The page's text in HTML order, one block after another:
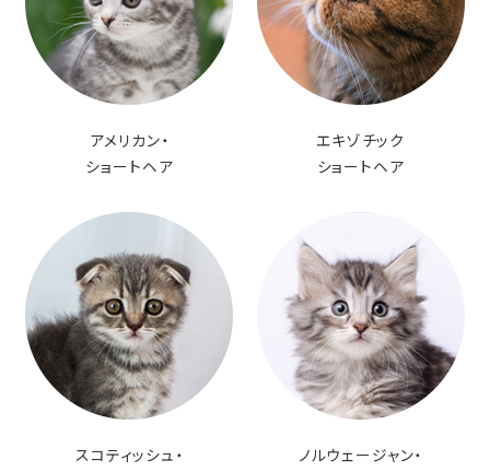
アメリカン・
ショートヘア
エキゾチック
ショートヘア
スコティッシュ・
ノルウェージャン・